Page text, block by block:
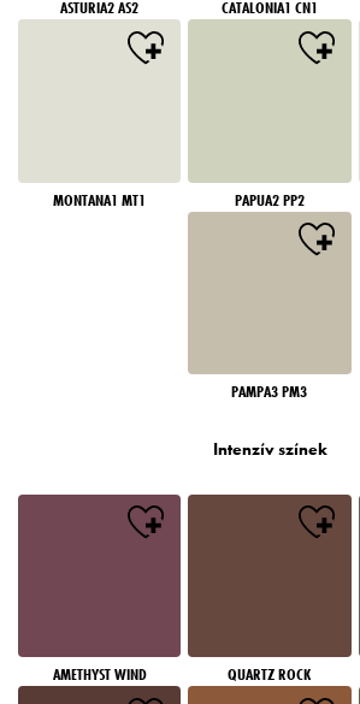
ASTURIA2 AS2 CATALONIA1 CN1
MONTANA1 MT1 PAPUA2 PP2
PAMPA3 PM3
Intenzív színek
AMETHYST WIND QUARTZ ROCK